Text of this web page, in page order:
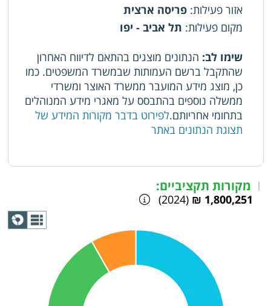
אזור פעילות: פריסה ארצית
מקום פעילות: תל אביב - יפו
שימו לב: הנתונים מוצגים בהתאם לדיווח האחרון
שהתקבל ברשם העמותות שבמשרד המשפטים. כמו
כן, מוצג מידע המועבר ממשרד האוצר ומשרדי
ממשלה נוספים בהתבסס על מאגרי מידע המנוהלים
בתחומי אחריותם.לפירוט בדבר מקורות המידע של
תצוגת הנתונים באתר
| מקורות תקציביים:
1,800,251 ₪
(2024)